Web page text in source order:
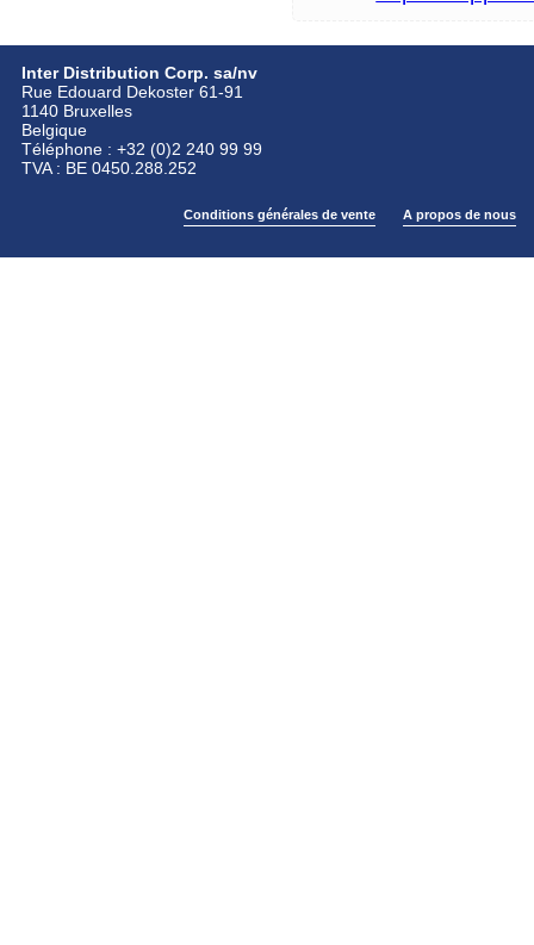
Inter Distribution Corp. sa/nv
Rue Edouard Dekoster 61-91
1140 Bruxelles
Belgique
Téléphone : +32 (0)2 240 99 99
TVA : BE 0450.288.252
Conditions générales de vente A propos de nous